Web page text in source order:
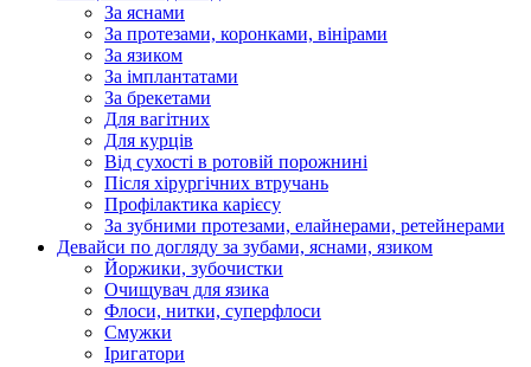
За яснами
За протезами, коронками, вінірами
За язиком
За імплантатами
За брекетами
Для вагітних
Для курців
Від сухості в ротовій порожнині
Після хірургічних втручань
Профілактика карієсу
За зубними протезами, елайнерами, ретейнерами
Девайси по догляду за зубами, яснами, язиком
Йоржики, зубочистки
Очищувач для язика
Флоси, нитки, суперфлоси
Смужки
Іригатори